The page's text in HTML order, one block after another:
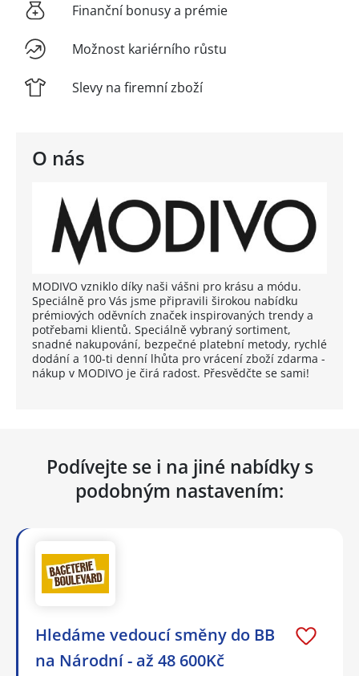
O nás
MODIVO vzniklo díky naši vášni pro krásu a módu.
Speciálně pro Vás jsme připravili širokou nabídku
prémiových oděvních značek inspirovaných trendy a
potřebami klientů. Speciálně vybraný sortiment,
snadné nakupování, bezpečné platební metody, rychlé
dodání a 100-ti denní lhůta pro vrácení zboží zdarma -
nákup v MODIVO je čirá radost. Přesvědčte se sami!
Finanční bonusy a prémie
Možnost kariérního růstu
Slevy na firemní zboží
Podívejte se i na jiné nabídky s
podobným nastavením:
Hledáme vedoucí směny do BB
na Národní - až 48 600Kč